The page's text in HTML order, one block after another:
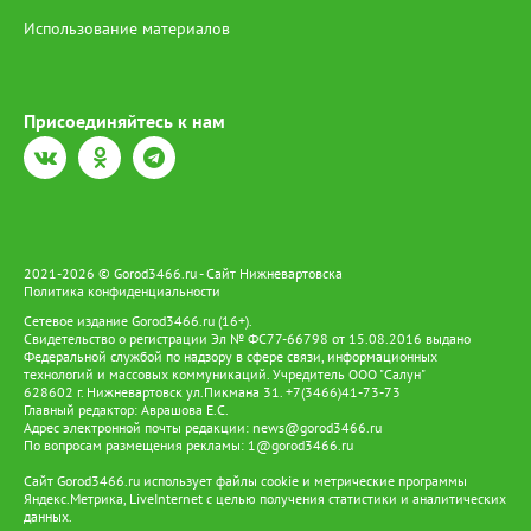
Использование материалов
Присоединяйтесь к нам
2021-2026 © Gorod3466.ru - Сайт Нижневартовска
Политика конфиденциальности
Сетевое издание Gorod3466.ru (16+).
Свидетельство о регистрации Эл № ФС77-66798 от 15.08.2016 выдано
Федеральной службой по надзору в сфере связи, информационных
технологий и массовых коммуникаций. Учредитель ООО "Салун"
628602 г. Нижневартовск ул.Пикмана 31. +7(3466)41-73-73
Главный редактор: Аврашова Е.С.
Адрес электронной почты редакции: news@gorod3466.ru
По вопросам размещения рекламы: 1@gorod3466.ru
Сайт Gorod3466.ru использует файлы cookie и метрические программы
Яндекс.Метрика, LiveInternet с целью получения статистики и аналитических
данных.